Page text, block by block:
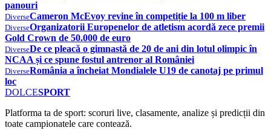
panouri
DiverseCameron McEvoy revine în competiție la 100 m liber
DiverseOrganizatorii Europenelor de atletism acordă zece premii
Gold Crown de 50.000 de euro
DiverseDe ce pleacă o gimnastă de 20 de ani din lotul olimpic în
NCAA și ce spune fostul antrenor al României
DiverseRomânia a încheiat Mondialele U19 de canotaj pe primul
loc
DOLCESPORT
Platforma ta de sport: scoruri live, clasamente, analize și predicții din
toate campionatele care contează.